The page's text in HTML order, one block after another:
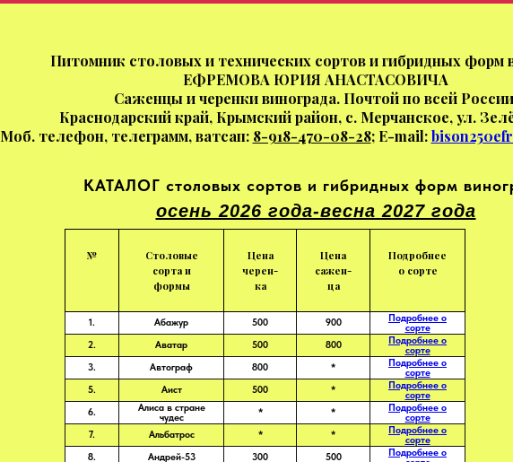
Питомник столовых и технических сортов и гибридных форм
ЕФРЕМОВА ЮРИЯ АНАСТАСОВИЧА
Саженцы и черенки винограда. Почтой по всей
Краснодарский край, Крымский район, с. Мерчанское, ул.
Моб. телефон, телеграмм, ватсап: 8-918-470-08-28; E-mail:
КАТАЛОГ столовых сортов и гибридных форм
осень 2026 года-весна 2027 года
№
Столовые
сорта и
формы
Цена
черен-
ка
Цена
сажен-
ца
Подробнее
о сорте
1. Абажур 500 900
Подробнее о
сорте
2.
Аватар 500 800
Подробнее о
сорте
3.
Автограф 800 *
Подробнее о
сорте
5.
Аист 500 *
Подробнее о
сорте
6.
Алиса в стране
чудес
* *
Подробнее о
сорте
7.
Альбатрос * *
Подробнее о
сорте
8.
Андрей-53 300 500
Подробнее о